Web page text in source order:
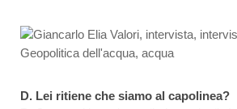
D. Lei ritiene che siamo al capolinea?